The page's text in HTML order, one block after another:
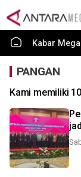
Kabar
PANGAN
Kami memiliki